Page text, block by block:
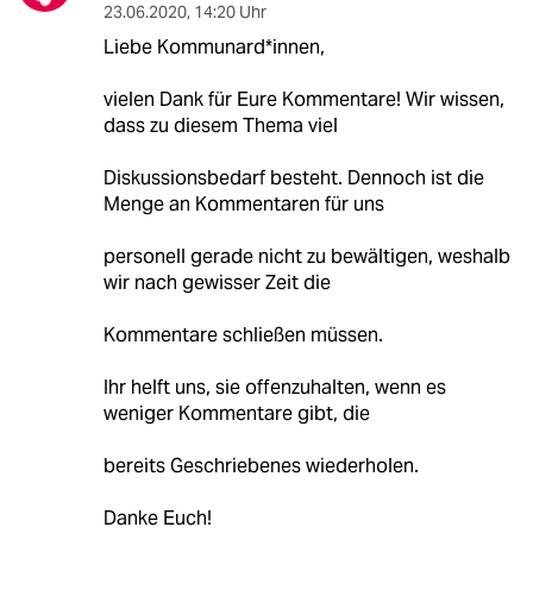
23.06.2020, 14:20 Uhr
Liebe Kommunard*innen,
vielen Dank für Eure Kommentare! Wir wissen,
dass zu diesem Thema viel
Diskussionsbedarf besteht. Dennoch ist die
Menge an Kommentaren für uns
personell gerade nicht zu bewältigen, weshalb
wir nach gewisser Zeit die
Kommentare schließen müssen.
Ihr helft uns, sie offenzuhalten, wenn es
weniger Kommentare gibt, die
bereits Geschriebenes wiederholen.
Danke Euch!